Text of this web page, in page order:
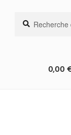
pour :
Recherche
0,00 €